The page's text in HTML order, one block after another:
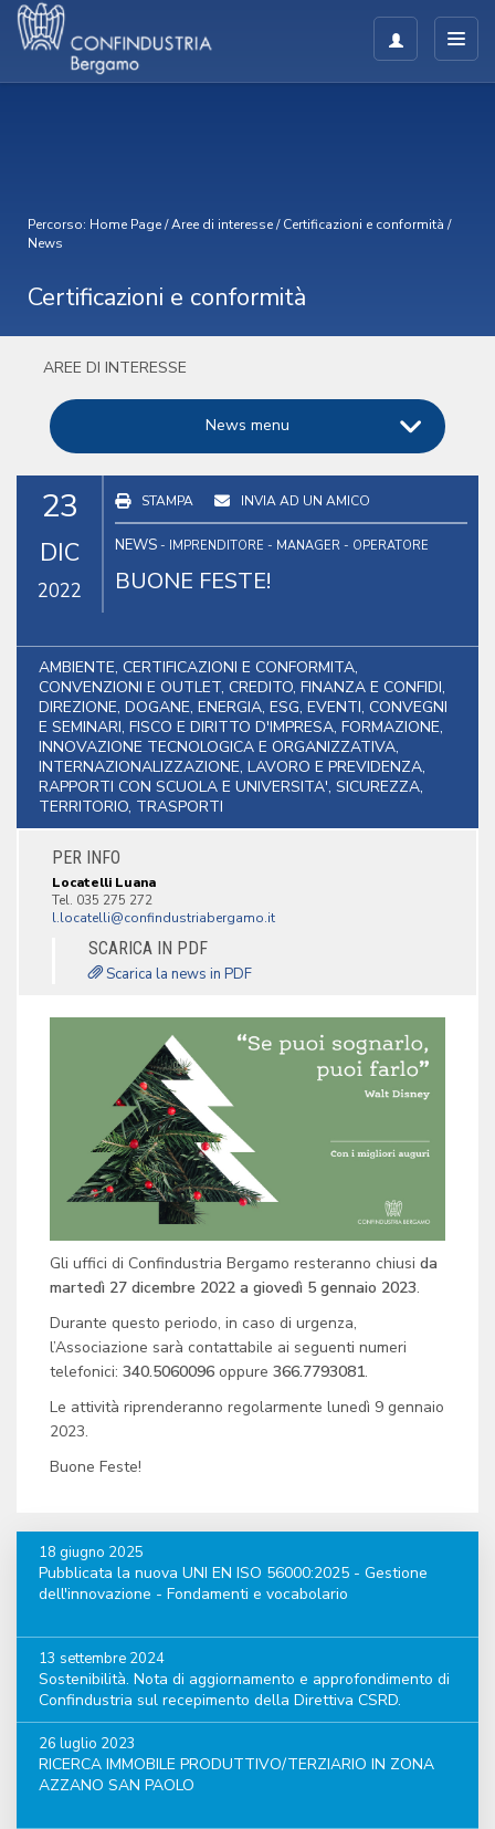
Percorso: Home Page/Aree di interesse/Certificazioni e conformità /
News
Certificazioni e conformità
AREE DI INTERESSE
News menu
23
DIC
2022
STAMPA INVIA AD UN AMICO
NEWS - IMPRENDITORE - MANAGER - OPERATORE
BUONE FESTE!
AMBIENTE, CERTIFICAZIONI E CONFORMITA,
CONVENZIONI E OUTLET, CREDITO, FINANZA E CONFIDI,
DIREZIONE, DOGANE, ENERGIA, ESG, EVENTI, CONVEGNI
E SEMINARI, FISCO E DIRITTO D'IMPRESA, FORMAZIONE,
INNOVAZIONE TECNOLOGICA E ORGANIZZATIVA,
INTERNAZIONALIZZAZIONE, LAVORO E PREVIDENZA,
RAPPORTI CON SCUOLA E UNIVERSITA', SICUREZZA,
TERRITORIO, TRASPORTI
PER INFO
Locatelli Luana
Tel. 035 275 272
SCARICA IN PDF
Scarica la news in PDF
Gli uffici di Confindustria Bergamo resteranno chiusi da
martedì 27 dicembre 2022 a giovedì 5 gennaio 2023.
Durante questo periodo, in caso di urgenza,
l’Associazione sarà contattabile ai seguenti numeri
telefonici: 340.5060096 oppure 366.7793081.
Le attività riprenderanno regolarmente lunedì 9 gennaio
2023.
Buone Feste!
18 giugno 2025
Pubblicata la nuova UNI EN ISO 56000:2025 - Gestione
dell'innovazione - Fondamenti e vocabolario
13 settembre 2024
Sostenibilità. Nota di aggiornamento e approfondimento di
Confindustria sul recepimento della Direttiva CSRD.
26 luglio 2023
RICERCA IMMOBILE PRODUTTIVO/TERZIARIO IN ZONA
AZZANO SAN PAOLO